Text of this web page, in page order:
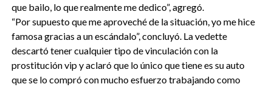
que bailo, lo que realmente me dedico”, agregó.
“Por supuesto que me aproveché de la situación, yo me hice
famosa gracias a un escándalo”, concluyó. La vedette
descartó tener cualquier tipo de vinculación con la
prostitución vip y aclaró que lo único que tiene es su auto
que se lo compró con mucho esfuerzo trabajando como